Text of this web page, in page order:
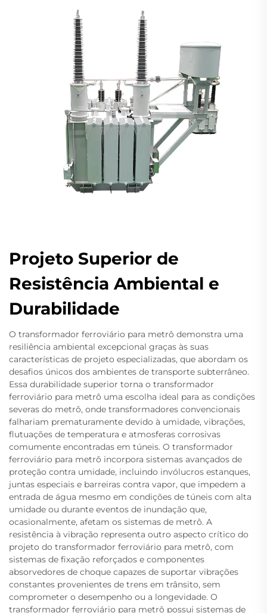
Projeto Superior de
Resistência Ambiental e
Durabilidade
O transformador ferroviário para metrô demonstra uma
resiliência ambiental excepcional graças às suas
características de projeto especializadas, que abordam os
desafios únicos dos ambientes de transporte subterrâneo.
Essa durabilidade superior torna o transformador
ferroviário para metrô uma escolha ideal para as condições
severas do metrô, onde transformadores convencionais
falhariam prematuramente devido à umidade, vibrações,
flutuações de temperatura e atmosferas corrosivas
comumente encontradas em túneis. O transformador
ferroviário para metrô incorpora sistemas avançados de
proteção contra umidade, incluindo invólucros estanques,
juntas especiais e barreiras contra vapor, que impedem a
entrada de água mesmo em condições de túneis com alta
umidade ou durante eventos de inundação que,
ocasionalmente, afetam os sistemas de metrô. A
resistência à vibração representa outro aspecto crítico do
projeto do transformador ferroviário para metrô, com
sistemas de fixação reforçados e componentes
absorvedores de choque capazes de suportar vibrações
constantes provenientes de trens em trânsito, sem
comprometer o desempenho ou a longevidade. O
transformador ferroviário para metrô possui sistemas de